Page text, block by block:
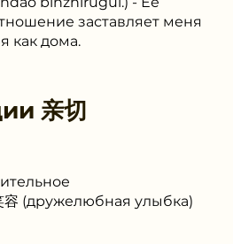
заставляет меня
как дома.
亲切
容 (дружелюбная улыбка)